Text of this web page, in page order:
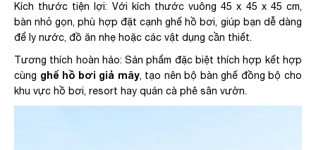
Kích thước tiện lợi: Với kích thước vuông 45 x 45 x 45 cm,
bàn nhỏ gọn, phù hợp đặt cạnh ghế hồ bơi, giúp bạn dễ dàng
để ly nước, đồ ăn nhẹ hoặc các vật dụng cần thiết.
Tương thích hoàn hảo: Sản phẩm đặc biệt thích hợp kết hợp
cùng ghế hồ bơi giả mây, tạo nên bộ bàn ghế đồng bộ cho
khu vực hồ bơi, resort hay quán cà phê sân vườn.